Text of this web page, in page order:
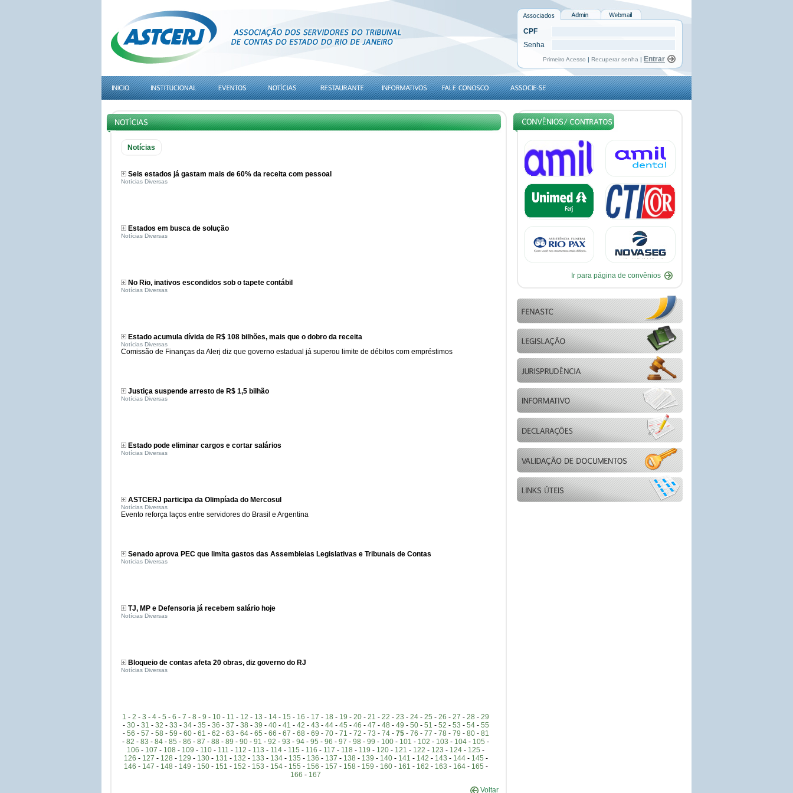
CPF
Senha
Primeiro Acesso | Recuperar senha |
Notícias
Seis estados já gastam mais de 60% da receita com pessoal
Notícias Diversas
Estados em busca de solução
Notícias Diversas
No Rio, inativos escondidos sob o tapete contábil
Notícias Diversas
Estado acumula dívida de R$ 108 bilhões, mais que o dobro da receita
Notícias Diversas
Comissão de Finanças da Alerj diz que governo estadual já superou limite de débitos com empréstimos
Justiça suspende arresto de R$ 1,5 bilhão
Notícias Diversas
Estado pode eliminar cargos e cortar salários
Notícias Diversas
ASTCERJ participa da Olimpíada do Mercosul
Notícias Diversas
Evento reforça laços entre servidores do Brasil e Argentina
Senado aprova PEC que limita gastos das Assembleias Legislativas e Tribunais de Contas
Notícias Diversas
TJ, MP e Defensoria já recebem salário hoje
Notícias Diversas
Bloqueio de contas afeta 20 obras, diz governo do RJ
Notícias Diversas
1 - 2 - 3 - 4 - 5 - 6 - 7 - 8 - 9 - 10 - 11 - 12 - 13 - 14 - 15 - 16 - 17 - 18 - 19 - 20 - 21 - 22 - 23 - 24 - 25 - 26 - 27 - 28 - 29
- 30- 31 - 32 - 33 - 34- 35 - 36 - 37 - 38 - 39 - 40- 41 - 42 - 43 - 44- 45 - 46 - 47 - 48 - 49 - 50- 51 - 52 - 53 - 54- 55
- 56 - 57 - 58 - 59 - 60- 61 - 62 - 63 - 64- 65 - 66 - 67 - 68 - 69 - 70- 71 - 72 - 73 - 74- 75- 76 - 77 - 78 - 79 - 80- 81
- 82 - 83 - 84 - 85 - 86 - 87 - 88 - 89 - 90 - 91 - 92 - 93 - 94 - 95 - 96 - 97 - 98 - 99 - 100 - 101 - 102 - 103 - 104 - 105 -
106 - 107 - 108 - 109 - 110 - 111 - 112 - 113 - 114 - 115 - 116 - 117 - 118 - 119 - 120 - 121 - 122 - 123 - 124 - 125 -
126 - 127 - 128 - 129 - 130- 131 - 132 - 133 - 134- 135 - 136 - 137 - 138 - 139 - 140- 141 - 142 - 143 - 144- 145 -
146 - 147 - 148 - 149 - 150- 151 - 152 - 153 - 154- 155 - 156 - 157 - 158 - 159 - 160- 161 - 162 - 163 - 164- 165 -
166 - 167
Voltar
Ir para página de convênios